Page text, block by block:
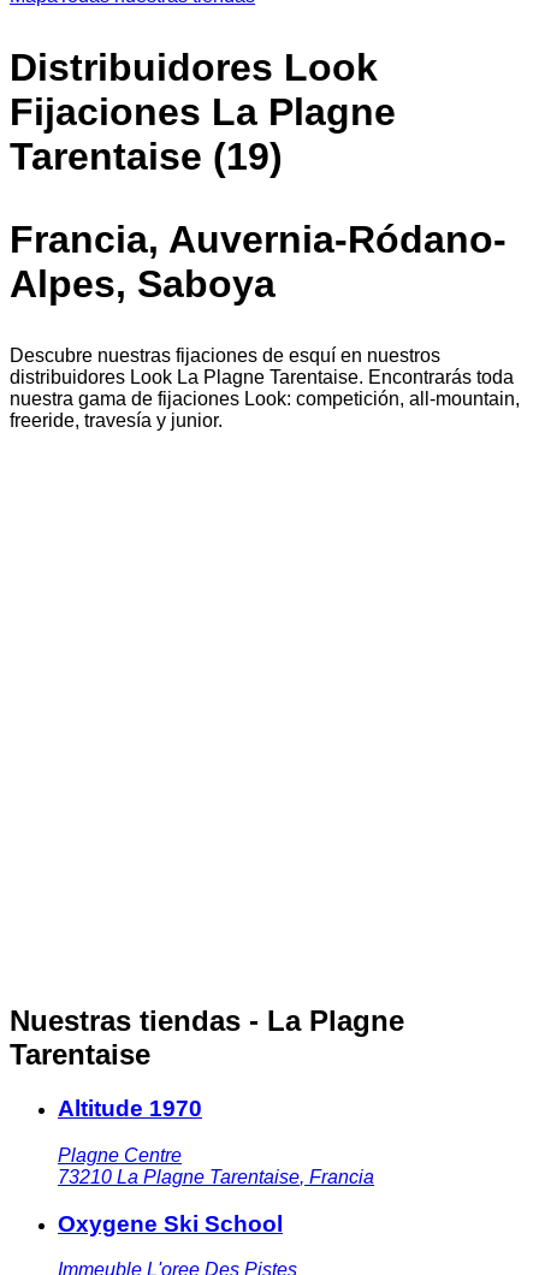
Distribuidores Look
Fijaciones La Plagne
Tarentaise (19)
Francia, Auvernia-Ródano-
Alpes, Saboya
Descubre nuestras fijaciones de esquí en nuestros
distribuidores Look La Plagne Tarentaise. Encontrarás toda
nuestra gama de fijaciones Look: competición, all-mountain,
freeride, travesía y junior.
Nuestras tiendas - La Plagne
Tarentaise
Altitude 1970
Plagne Centre
73210 La Plagne Tarentaise, Francia
Oxygene Ski School
Immeuble L'oree Des Pistes